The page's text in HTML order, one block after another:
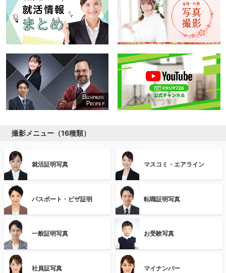
撮影メニュー（16種類）
就活証明写真 マスコミ・エアライン
パスポート・ビザ証明 転職証明写真
一般証明写真 お受験写真
社員証写真 マイナンバー